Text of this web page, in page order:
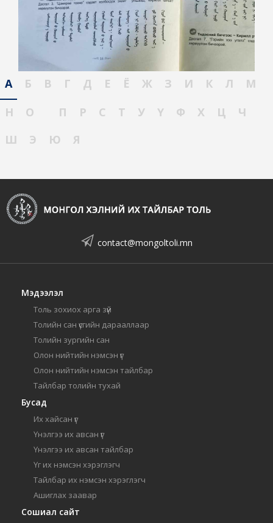
А Б В Г Д Е Ё Ж З И К Л
М
Н
О П Р С Т У Ү Ф Х Ц
Ч
Ш
Э Ю Я
contact@mongoltoli.mn
Мэдээлэл
Толь зохиох арга зүй
Толийн сан үсгийн дарааллаар
Толийн зургийн сан
Олон нийтийн нэмсэн үг
Олон нийтийн нэмсэн тайлбар
Тайлбар толийн тухай
Бусад
Их хайсан үг
Үнэлгээ их авсан үг
Үнэлгээ их авсан тайлбар
Үг их нэмсэн хэрэглэгч
Тайлбар их нэмсэн хэрэглэгч
Ашиглах заавар
Сошиал сайт